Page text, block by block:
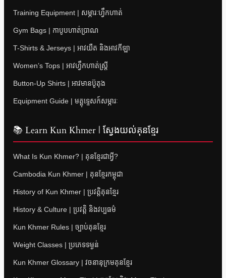
Training Equipment | សម្ភារៈហ្វឹកហាត់
Gym Bags | កាបូបហាត់ប្រាណ
T-Shirts & Jerseys | អាវយឺត និងអាវកីឡា
Women’s Tops | អាវហ្វឹកហាត់ស្ត្រី
Button-Up Shirts | អាវមានប៊ូតុង
Equipment Guide | មគ្គុទ្ទេសក៍សម្ភារៈ
📚 Learn Kun Khmer | ស្វែងយល់គុនខ្មែរ
What Is Kun Khmer? | គុនខ្មែរជាអ្វី?
Cambodia Kun Khmer | គុនខ្មែរកម្ពុជា
History of Kun Khmer | ប្រវត្តិគុនខ្មែរ
History & Culture | ប្រវត្តិ និងវប្បធម៌
Kun Khmer Rules | ច្បាប់គុនខ្មែរ
Weight Classes | ប្រភេទទម្ងន់
Kun Khmer Glossary | វចនានុក្រមគុនខ្មែរ